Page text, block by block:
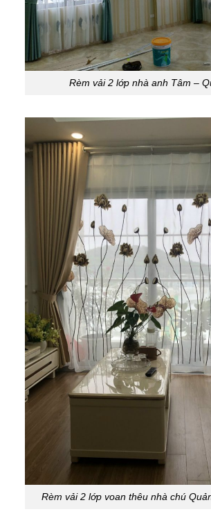
Rèm vải 2 lớp nhà anh Tâm –
Rèm vải 2 lớp voan thêu nhà chú